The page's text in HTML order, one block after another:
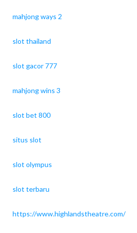
mahjong ways 2
slot thailand
slot gacor 777
mahjong wins 3
slot bet 800
situs slot
slot olympus
slot terbaru
https://www.highlandstheatre.com/